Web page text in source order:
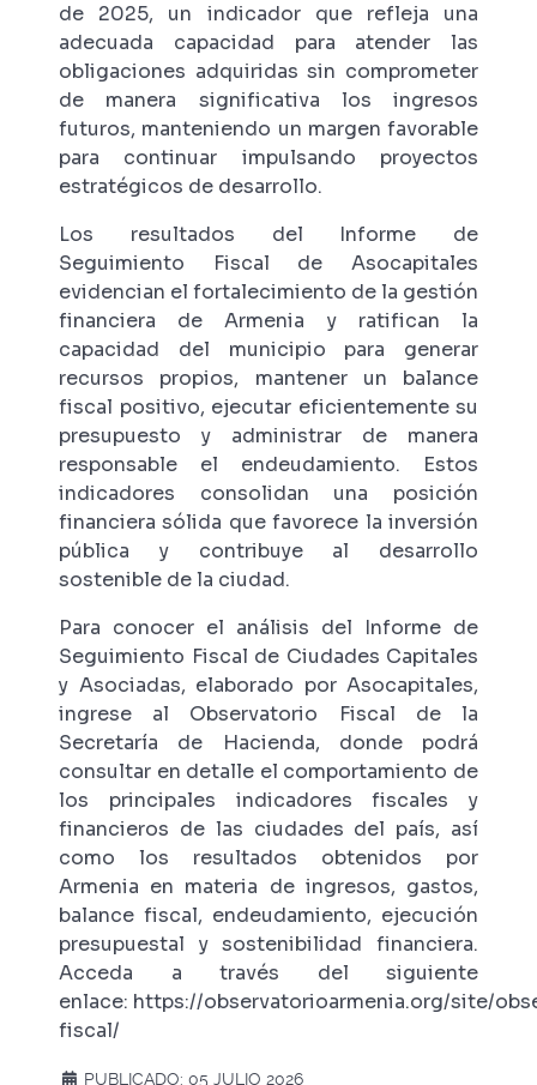
de 2025, un indicador que refleja una
adecuada capacidad para atender las
obligaciones adquiridas sin comprometer
de manera significativa los ingresos
futuros, manteniendo un margen favorable
para continuar impulsando proyectos
estratégicos de desarrollo.
Los resultados del Informe de
Seguimiento Fiscal de Asocapitales
evidencian el fortalecimiento de la gestión
financiera de Armenia y ratifican la
capacidad del municipio para generar
recursos propios, mantener un balance
fiscal positivo, ejecutar eficientemente su
presupuesto y administrar de manera
responsable el endeudamiento. Estos
indicadores consolidan una posición
financiera sólida que favorece la inversión
pública y contribuye al desarrollo
sostenible de la ciudad.
Para conocer el análisis del Informe de
Seguimiento Fiscal de Ciudades Capitales
y Asociadas, elaborado por Asocapitales,
ingrese al Observatorio Fiscal de la
Secretaría de Hacienda, donde podrá
consultar en detalle el comportamiento de
los principales indicadores fiscales y
financieros de las ciudades del país, así
como los resultados obtenidos por
Armenia en materia de ingresos, gastos,
balance fiscal, endeudamiento, ejecución
presupuestal y sostenibilidad financiera.
Acceda a través del siguiente
enlace: https://observatorioarmenia.org/site/
fiscal/
PUBLICADO: 05 JULIO 2026